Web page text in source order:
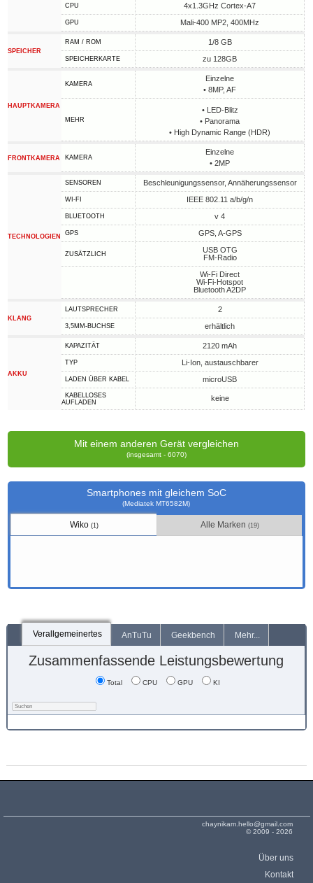
CPU 4x1.3GHz Cortex-A7
GPU Mali-400 MP2, 400MHz
SPEICHER
RAM / ROM 1/8 GB
SPEICHERKARTE zu 128GB
HAUPTKAMERA
KAMERA
Einzelne
• 8MP, AF
MEHR
• LED-Blitz
• Panorama
• High Dynamic Range (HDR)
FRONTKAMERA KAMERA
Einzelne
• 2MP
TECHNOLOGIEN
SENSOREN Beschleunigungssensor, Annäherungssensor
WI-FI IEEE 802.11 a/b/g/n
BLUETOOTH v 4
GPS GPS, A-GPS
ZUSÄTZLICH
USB OTG
FM-Radio
Wi-Fi Direct
Wi-Fi-Hotspot
Bluetooth A2DP
KLANG
LAUTSPRECHER 2
3,5MM-BUCHSE erhältlich
AKKU
KAPAZITÄT 2120 mAh
TYP Li-Ion, austauschbarer
LADEN ÜBER KABEL microUSB
KABELLOSES
AUFLADEN
keine
Mit einem anderen Gerät vergleichen
(insgesamt - 6070)
Smartphones mit gleichem SoC
(Mediatek MT6582M)
Wiko (1) Alle Marken (19)
Verallgemeinertes AnTuTu Geekbench Mehr...
Zusammenfassende Leistungsbewertung
Total CPU GPU KI
chaynikam.hello@gmail.com
© 2009 - 2026
Über uns
Kontakt